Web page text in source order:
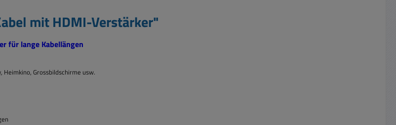
mit HDMI-Verstärker"
für lange Kabellängen
Heimkino, Grossbildschirme usw.